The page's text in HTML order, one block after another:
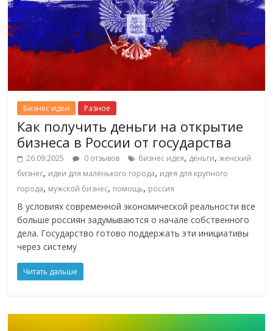
Бизнес идеи Разное
Как получить деньги на открытие
бизнеса в России от государства
26.09.2025 0 отзывов бизнес идея, деньги,женский
бизнес, идеи для маленького города, идея для крупного
города, мужской бизнес, помощь, россия
В условиях современной экономической реальности все
больше россиян задумываются о начале собственного
дела. Государство готово поддержать эти инициативы
через систему
Читать дальше